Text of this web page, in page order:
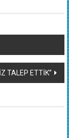
TALEP ETTİK”